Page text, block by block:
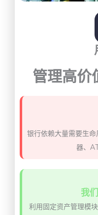
管理高价
银行依赖大量需要生
器、
我
利用固定资产管理模